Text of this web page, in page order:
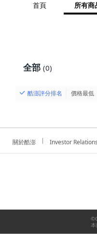
首頁 所有商
全部 (0)
酷澎評分排名 價格最低
關於酷澎 Investor Relations